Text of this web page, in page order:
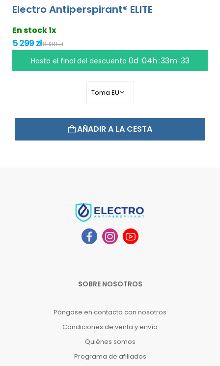
Electro Antiperspirant® ELITE
En stock 1x
5 299 zł8 138 zł
Hasta el final del descuento 0d :04h :33m :32
AÑADIR A LA CESTA
SOBRE NOSOTROS
Póngase en contacto con nosotros
Condiciones de venta y envío
Quiénes somos
Programa de afiliados